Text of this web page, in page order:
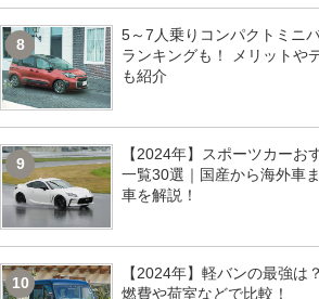
8
5～7人乗りコンパクトミニ
ランキングも！ メリットや
も紹介
9
【2024年】スポーツカーお
一覧30選｜国産から海外車
車を解説！
10
【2024年】軽バンの最強は
燃費や荷室などで比較！